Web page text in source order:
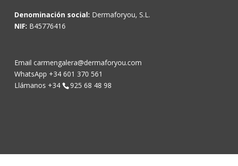
Denominación social: Dermaforyou, S.L.
NIF: B45776416
Email carmengalera@dermaforyou.com
WhatsApp +34 601 370 561
Llámanos +34
925 68 48 98